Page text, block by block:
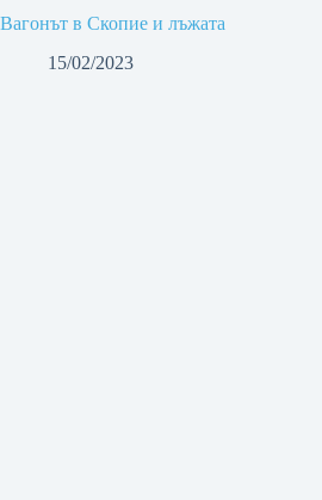
Вагонът в Скопие и лъжата
15/02/2023